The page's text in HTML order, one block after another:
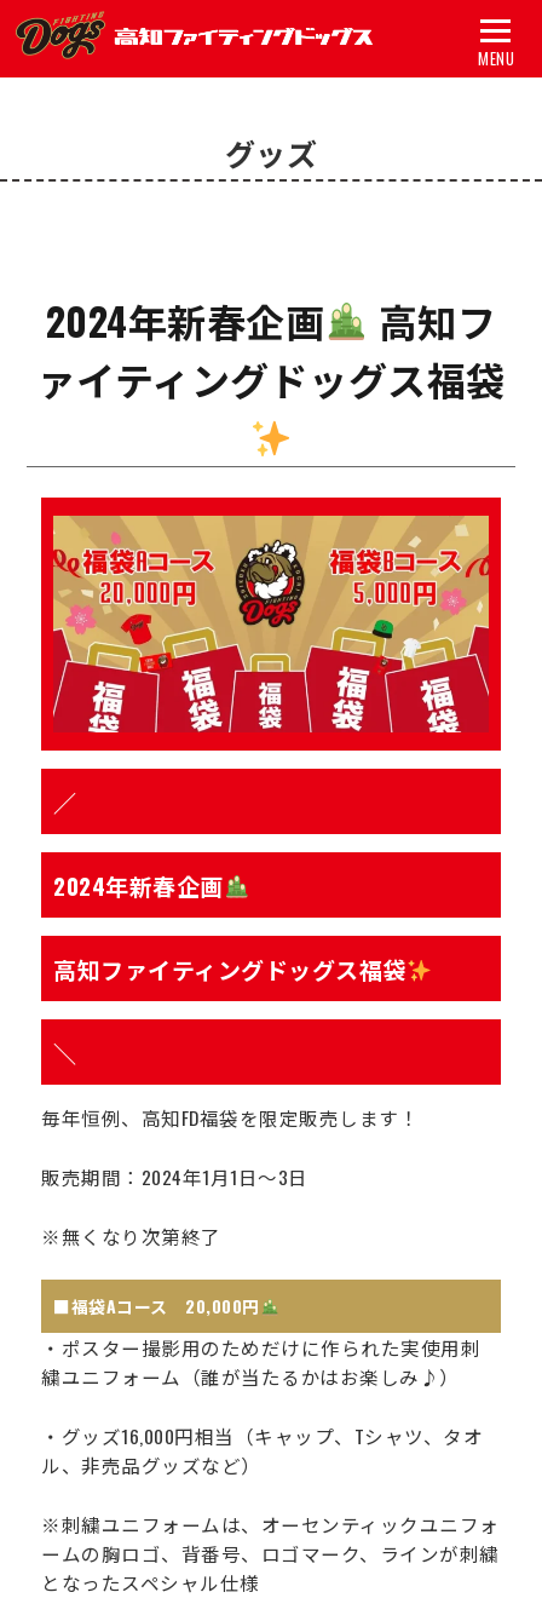
グッズ
2024年新春企画
高知フ
ァイティングドッグス福袋
／
2024年新春企画
高知ファイティングドッグス福袋
＼
毎年恒例、高知FD福袋を限定販売します！
販売期間：2024年1月1日～3日
※無くなり次第終了
■福袋Aコース 20,000円
・ポスター撮影用のためだけに作られた実使用刺
繍ユニフォーム（誰が当たるかはお楽しみ♪）
・グッズ16,000円相当（キャップ、Tシャツ、タオ
ル、非売品グッズなど）
※刺繍ユニフォームは、オーセンティックユニフォ
ームの胸ロゴ、背番号、ロゴマーク、ラインが刺繍
となったスペシャル仕様
MENU
試合
初心者ガイド
新着情報
運営会社